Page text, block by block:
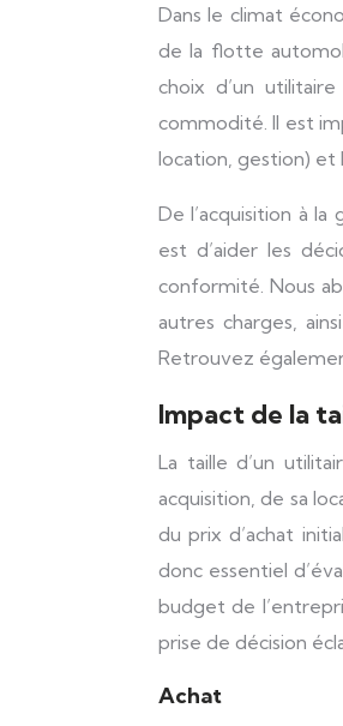
Dans le climat économique actuel, où chaque dépense est attentivement examinée, la gestion efficiente
de la flotte
choix d’un
commodité. Il est
location, gestion) et
De l’acquisition à
est d’aider les
conformité. Nous
autres charges,
Retrouvez
Impact de la
La taille d’un
acquisition, de sa
du prix d’achat
donc essentiel
budget de
prise de décision
Achat